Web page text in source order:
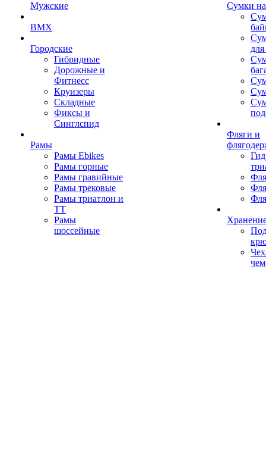
Мужские
BMX
Городские
Гибридные
Дорожные и
Фитнесс
Круизеры
Складные
Фиксы и
Синглспид
Рамы
Рамы Ebikes
Рамы горные
Рамы гравийные
Рамы трековые
Рамы триатлон и
ТТ
Рамы
шоссейные
Сумки
Фляги и